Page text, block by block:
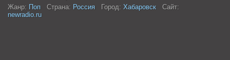
Жанр: Поп Страна: Россия Город: Хабаровск
Сайт:
newradio.ru